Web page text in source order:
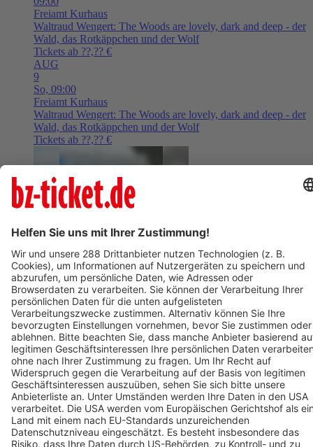
Freiamt Kurhaus
Waltraud Wengert: The Woods are lovely, dark and deep - der
Wald, das Rotkäppchen und der Wolf
Tickets ab ??,?? €
AUG
9
So, 09:00
Freiamt Kurhaus
Waltraud Wengert: The Woods are lovely, dark and deep - der
Wald, das Rotkäppchen und der Wolf
Tickets ab ??,?? €
AUG
9
09:00
BERLIN Mauerpark Berlin
Graffitiworkshop im Mauerpark
ab 105,01 €
AUG
9